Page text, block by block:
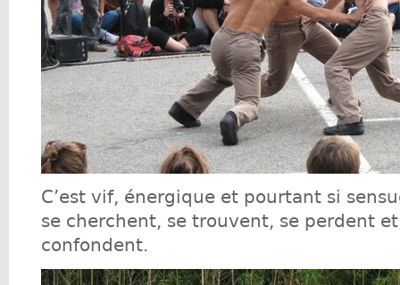
C’est vif, énergique et pourtant si
se cherchent, se trouvent, se perdent
confondent.